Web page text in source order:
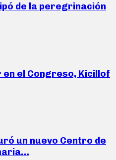
de la peregrinación
el Congreso, Kicillof
un nuevo Centro de